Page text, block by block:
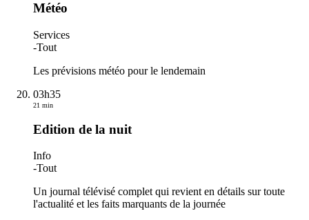
Météo
Services
-Tout
Les prévisions météo pour le lendemain
03h35
21 min
Edition de la nuit
Info
-Tout
Un journal télévisé complet qui revient en détails sur toute
l'actualité et les faits marquants de la journée